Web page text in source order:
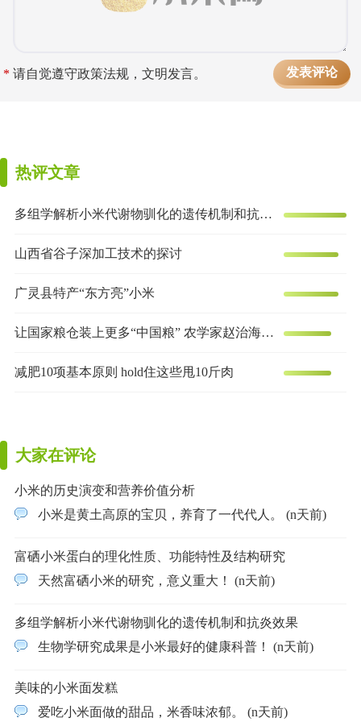
* 请自觉遵守政策法规，文明发言。
热评文章
多组学解析小米代谢物驯化的遗传机制和抗炎效果
山西省谷子深加工技术的探讨
广灵县特产“东方亮”小米
让国家粮仓装上更多“中国粮” 农学家赵治海的谷子梦
减肥10项基本原则 hold住这些甩10斤肉
大家在评论
小米的历史演变和营养价值分析
小米是黄土高原的宝贝，养育了一代代人。 (n天前)
富硒小米蛋白的理化性质、功能特性及结构研究
天然富硒小米的研究，意义重大！ (n天前)
多组学解析小米代谢物驯化的遗传机制和抗炎效果
生物学研究成果是小米最好的健康科普！ (n天前)
美味的小米面发糕
爱吃小米面做的甜品，米香味浓郁。 (n天前)